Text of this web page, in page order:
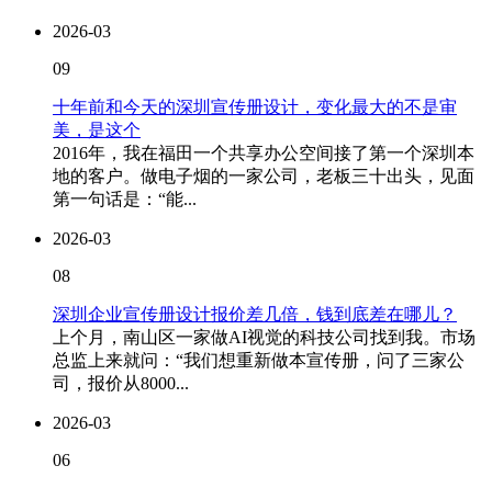
2026-03
09
十年前和今天的深圳宣传册设计，变化最大的不是审
美，是这个
2016年，我在福田一个共享办公空间接了第一个深圳本
地的客户。做电子烟的一家公司，老板三十出头，见面
第一句话是：“能...
2026-03
08
深圳企业宣传册设计报价差几倍，钱到底差在哪儿？
上个月，南山区一家做AI视觉的科技公司找到我。市场
总监上来就问：“我们想重新做本宣传册，问了三家公
司，报价从8000...
2026-03
06